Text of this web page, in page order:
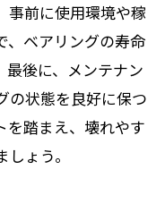
事前に使用環境や稼
、ベアリングの寿命
最後に、メンテナン
の状態を良好に保つ
を踏まえ、壊れやす
ょう。